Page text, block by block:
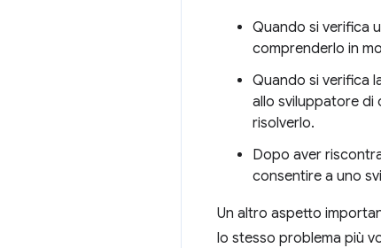
Quando si verifica
comprenderlo in
Quando si verifica
allo sviluppatore di
risolverlo.
Dopo aver
consentire a uno
Un altro aspetto
lo stesso problema più